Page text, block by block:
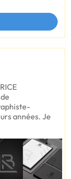
années. Je